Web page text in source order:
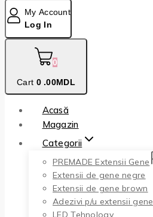
My Account
Log In
0
Cart 0 .00MDL
Acasă
Magazin
Categorii
PREMADE Extensii Gene
Extensii de gene negre
Extensii de gene brown
Adezivi p/u extensii gene
LED Tehnology